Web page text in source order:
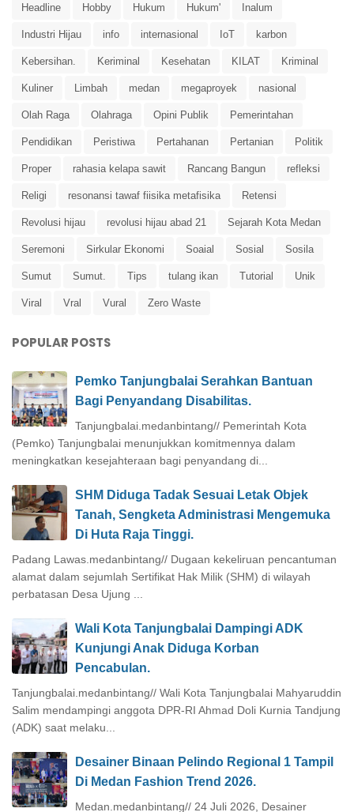
Headline Hobby Hukum Hukum' Inalum
Industri Hijau info internasional IoT karbon
Kebersihan. Keriminal Kesehatan KILAT Kriminal
Kuliner Limbah medan megaproyek nasional
Olah Raga Olahraga Opini Publik Pemerintahan
Pendidikan Peristiwa Pertahanan Pertanian Politik
Proper rahasia kelapa sawit Rancang Bangun refleksi
Religi resonansi tawaf fiisika metafisika Retensi
Revolusi hijau revolusi hijau abad 21 Sejarah Kota Medan
Seremoni Sirkular Ekonomi Soaial Sosial Sosila
Sumut Sumut. Tips tulang ikan Tutorial Unik
Viral Vral Vural Zero Waste
POPULAR POSTS
Pemko Tanjungbalai Serahkan Bantuan
Bagi Penyandang Disabilitas.
Tanjungbalai.medanbintang// Pemerintah Kota
(Pemko) Tanjungbalai menunjukkan komitmennya dalam
meningkatkan kesejahteraan bagi penyandang di...
SHM Diduga Tadak Sesuai Letak Objek
Tanah, Sengketa Administrasi Mengemuka
Di Huta Raja Tinggi.
Padang Lawas.medanbintang// Dugaan kekeliruan pencantuman
alamat dalam sejumlah Sertifikat Hak Milik (SHM) di wilayah
perbatasan Desa Ujung ...
Wali Kota Tanjungbalai Dampingi ADK
Kunjungi Anak Diduga Korban
Pencabulan.
Tanjungbalai.medanbintang// Wali Kota Tanjungbalai Mahyaruddin
Salim mendampingi anggota DPR-RI Ahmad Doli Kurnia Tandjung
(ADK) saat melaku...
Desainer Binaan Pelindo Regional 1 Tampil
Di Medan Fashion Trend 2026.
Medan.medanbintang// 24 Juli 2026, Desainer